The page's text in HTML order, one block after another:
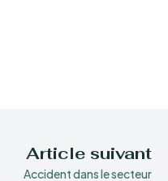
Article suivant
Accident dans le secteur